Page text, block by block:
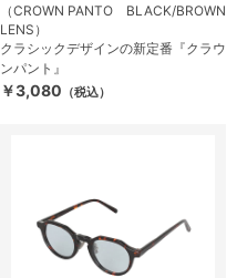
（CROWN PANTO BLACK/BROWN
LENS）
クラシックデザインの新定番『クラウ
ンパント』
￥3,080 （税込）